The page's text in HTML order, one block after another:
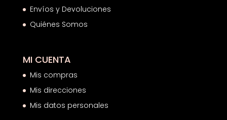
Envíos y Devoluciones
Quiénes Somos
MI CUENTA
Mis compras
Mis direcciones
Mis datos personales